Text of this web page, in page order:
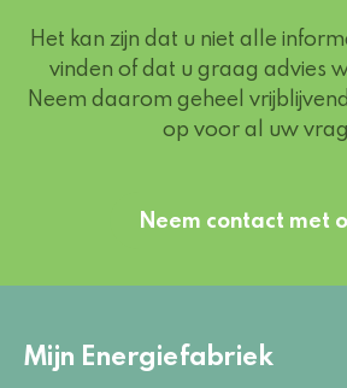
Het kan zijn dat u niet alle
vinden of dat u graag advies
Neem daarom geheel
op voor al uw
Neem contact met
Mijn Energiefabriek